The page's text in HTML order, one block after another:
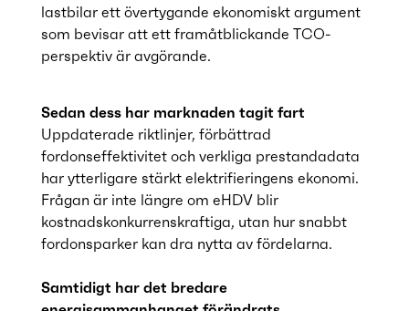
lastbilar ett övertygande ekonomiskt argument
som bevisar att ett framåtblickande TCO-
perspektiv är avgörande.
Sedan dess har marknaden tagit fart
Uppdaterade riktlinjer, förbättrad
fordonseffektivitet och verkliga prestandadata
har ytterligare stärkt elektrifieringens ekonomi.
Frågan är inte längre om eHDV blir
kostnadskonkurrenskraftiga, utan hur snabbt
fordonsparker kan dra nytta av fördelarna.
Samtidigt har det bredare